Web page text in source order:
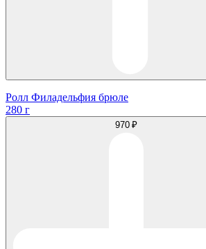
Ролл Филадельфия брюле
280 г
970 ₽